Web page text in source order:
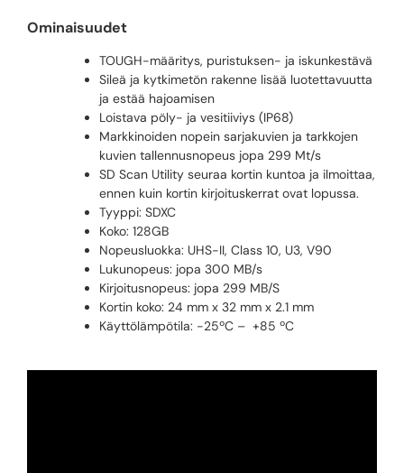
Ominaisuudet
TOUGH-määritys, puristuksen- ja iskunkestävä
Sileä ja kytkimetön rakenne lisää luotettavuutta
ja estää hajoamisen
Loistava pöly- ja vesitiiviys (IP68)
Markkinoiden nopein sarjakuvien ja tarkkojen
kuvien tallennusnopeus jopa 299 Mt/s
SD Scan Utility seuraa kortin kuntoa ja ilmoittaa,
ennen kuin kortin kirjoituskerrat ovat lopussa.
Tyyppi: SDXC
Koko: 128GB
Nopeusluokka: UHS-II, Class 10, U3, V90
Lukunopeus: jopa 300 MB/s
Kirjoitusnopeus: jopa 299 MB/S
Kortin koko: 24 mm x 32 mm x 2.1 mm
Käyttölämpötila: -25ºC – +85 ºC